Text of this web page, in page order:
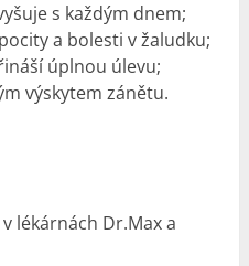
s každým dnem;
a bolesti v žaludku;
úplnou úlevu;
výskytem zánětu.
lékárnách Dr.Max a